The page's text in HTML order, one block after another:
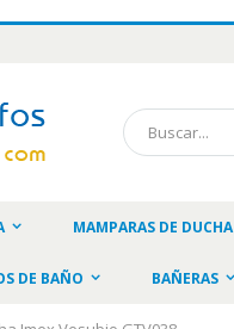
Buscar
MAMPARAS DE DUCHA
DE BAÑO BAÑERAS